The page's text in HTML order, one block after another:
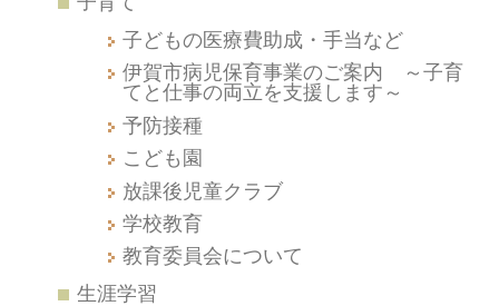
子どもの医療費助成・手当など
伊賀市病児保育事業のご案内 ～子育
てと仕事の両立を支援します～
予防接種
こども園
放課後児童クラブ
学校教育
教育委員会について
生涯学習